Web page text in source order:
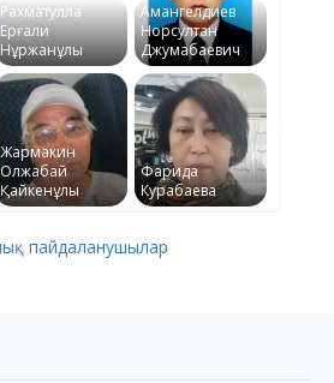
Рахматулла
Ерғали
Нұржанұлы
Амангелдиев
Норсултан
Джумабаевич
Жармакин
Олжабай
Қайкенұлы
Фарида
Курабаева
пайдаланушылар